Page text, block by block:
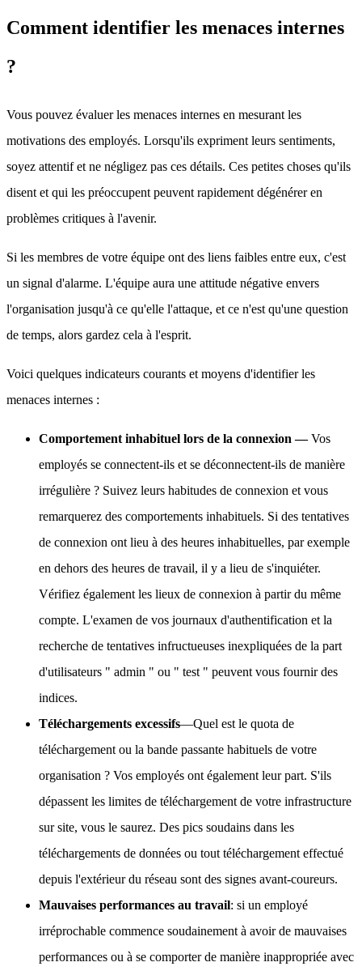
Comment identifier les menaces internes
?
Vous pouvez évaluer les menaces internes en mesurant les
motivations des employés. Lorsqu'ils expriment leurs sentiments,
soyez attentif et ne négligez pas ces détails. Ces petites choses qu'ils
disent et qui les préoccupent peuvent rapidement dégénérer en
problèmes critiques à l'avenir.
Si les membres de votre équipe ont des liens faibles entre eux, c'est
un signal d'alarme. L'équipe aura une attitude négative envers
l'organisation jusqu'à ce qu'elle l'attaque, et ce n'est qu'une question
de temps, alors gardez cela à l'esprit.
Voici quelques indicateurs courants et moyens d'identifier les
menaces internes :
Comportement inhabituel lors de la connexion —Vos
employés se connectent-ils et se déconnectent-ils de manière
irrégulière ? Suivez leurs habitudes de connexion et vous
remarquerez des comportements inhabituels. Si des tentatives
de connexion ont lieu à des heures inhabituelles, par exemple
en dehors des heures de travail, il y a lieu de s'inquiéter.
Vérifiez également les lieux de connexion à partir du même
compte. L'examen de vos journaux d'authentification et la
recherche de tentatives infructueuses inexpliquées de la part
d'utilisateurs " admin " ou " test " peuvent vous fournir des
indices.
Téléchargements excessifs—Quel est le quota de
téléchargement ou la bande passante habituels de votre
organisation ? Vos employés ont également leur part. S'ils
dépassent les limites de téléchargement de votre infrastructure
sur site, vous le saurez. Des pics soudains dans les
téléchargements de données ou tout téléchargement effectué
depuis l'extérieur du réseau sont des signes avant-coureurs.
Mauvaises performances au travail: si un employé
irréprochable commence soudainement à avoir de mauvaises
performances ou à se comporter de manière inappropriée avec